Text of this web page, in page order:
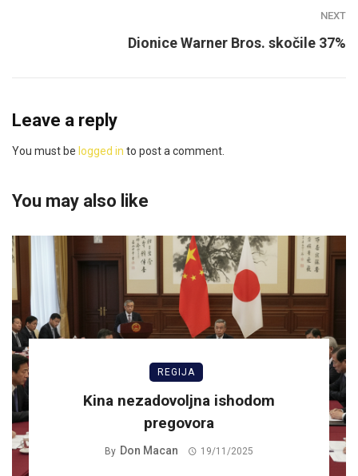
NEXT
Dionice Warner Bros. skočile 37%
Leave a reply
You must be logged in to post a comment.
You may also like
REGIJA
Kina nezadovoljna ishodom
pregovora
By Don Macan 19/11/2025